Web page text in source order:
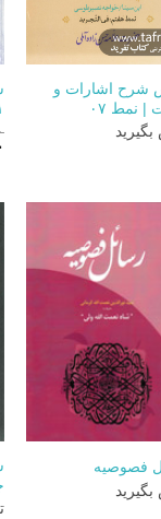
شرح اشارات و
| نمط ۰۷
۱
فصوصیه